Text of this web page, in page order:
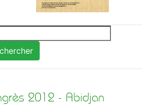
2012 - Abidjan